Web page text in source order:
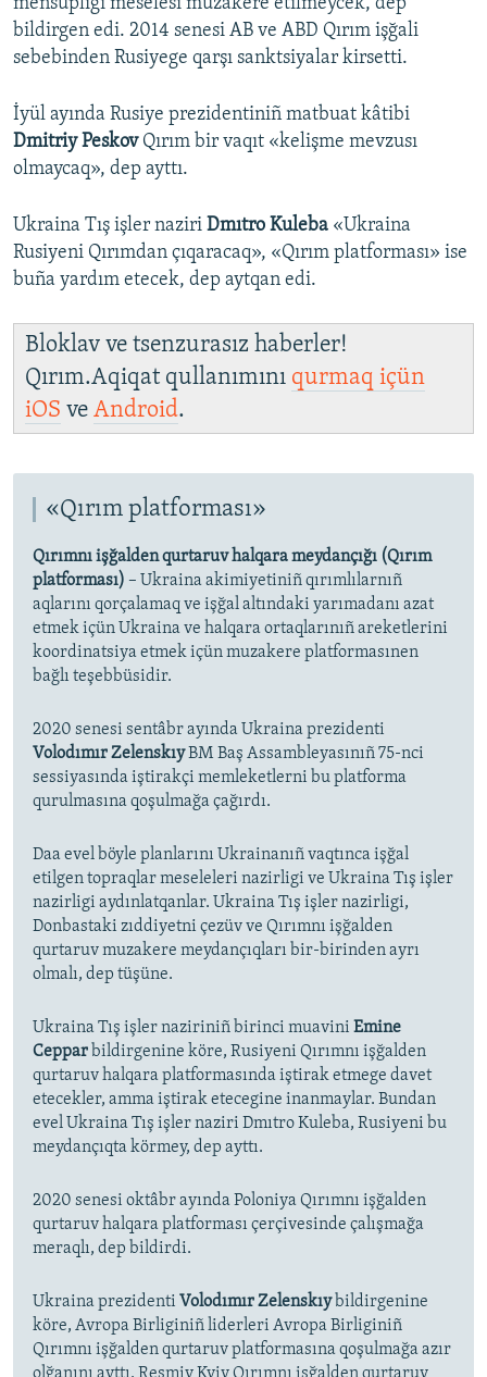
mensüpligi meselesi muzakere etilmeycek, dep
bildirgen edi. 2014 senesi AB ve ABD Qırım işğali
sebebinden Rusiyege qarşı sanktsiyalar kirsetti.
İyül ayında Rusiye prezidentiniñ matbuat kâtibi
Dmitriy Peskov Qırım bir vaqıt «kelişme mevzusı
olmaycaq», dep ayttı.
Ukraina Tış işler naziri Dmıtro Kuleba «Ukraina
Rusiyeni Qırımdan çıqaracaq», «Qırım platforması» ise
buña yardım etecek, dep aytqan edi.
Bloklav ve tsenzurasız haberler!
Qırım.Aqiqat qullanımını qurmaq içün
iOS ve Android.
«Qırım platforması»
Qırımnı işğalden qurtaruv halqara meydançığı (Qırım
platforması) – Ukraina akimiyetiniñ qırımlılarnıñ
aqlarını qorçalamaq ve işğal altındaki yarımadanı azat
etmek içün Ukraina ve halqara ortaqlarınıñ areketlerini
koordinatsiya etmek içün muzakere platformasınen
bağlı teşebbüsidir.
2020 senesi sentâbr ayında Ukraina prezidenti
Volodımır ZelenskıyBM Baş Assambleyasınıñ 75-nci
sessiyasında iştirakçi memleketlerni bu platforma
qurulmasına qoşulmağa çağırdı.
Daa evel böyle planlarını Ukrainanıñ vaqtınca işğal
etilgen topraqlar meseleleri nazirligi ve Ukraina Tış işler
nazirligi aydınlatqanlar. Ukraina Tış işler nazirligi,
Donbastaki zıddiyetni çezüv ve Qırımnı işğalden
qurtaruv muzakere meydançıqları bir-birinden ayrı
olmalı, dep tüşüne.
Ukraina Tış işler naziriniñ birinci muavini Emine
Ceppar bildirgenine köre, Rusiyeni Qırımnı işğalden
qurtaruv halqara platformasında iştirak etmege davet
etecekler, amma iştirak etecegine inanmaylar. Bundan
evel Ukraina Tış işler naziri Dmıtro Kuleba, Rusiyeni bu
meydançıqta körmey, dep ayttı.
2020 senesi oktâbr ayında Poloniya Qırımnı işğalden
qurtaruv halqara platforması çerçivesinde çalışmağa
meraqlı, dep bildirdi.
Ukraina prezidenti Volodımır Zelenskıybildirgenine
köre, Avropa Birliginiñ liderleri Avropa Birliginiñ
Qırımnı işğalden qurtaruv platformasına qoşulmağa azır